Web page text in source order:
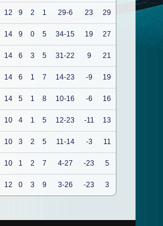
12 9 2 1 29-6 23 29
14 9 0 5 34-15 19 27
14 6 3 5 31-22 9 21
14 6 1 7 14-23 -9 19
14 5 1 8 10-16 -6 16
10 4 1 5 12-23 -11 13
10 3 2 5 11-14 -3 11
10 1 2 7 4-27 -23 5
12 0 3 9 3-26 -23 3